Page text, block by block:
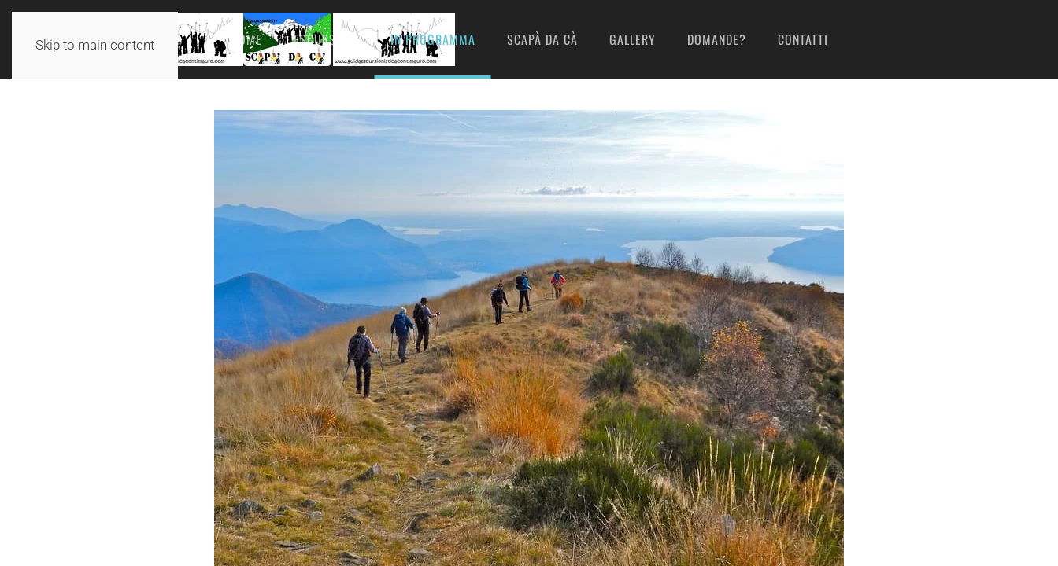
Skip to main content HOME ESCURSIONI IN PROGRAMMA SCAPÀ DA CÀ GALLERY DOMANDE? CONTATTI